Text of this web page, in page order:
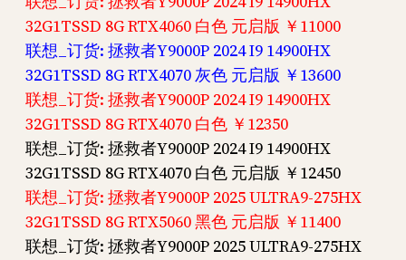
32G1TSSD 8G RTX4060 白色 元启版 ￥11000
联想_订货: 拯救者Y9000P 2024 I9 14900HX
32G1TSSD 8G RTX4070 灰色 元启版 ￥13600
联想_订货: 拯救者Y9000P 2024 I9 14900HX
32G1TSSD 8G RTX4070 白色 ￥12350
联想_订货: 拯救者Y9000P 2024 I9 14900HX
32G1TSSD 8G RTX4070 白色 元启版 ￥12450
联想_订货: 拯救者Y9000P 2025 ULTRA9-275HX
32G1TSSD 8G RTX5060 黑色 元启版 ￥11400
联想_订货: 拯救者Y9000P 2025 ULTRA9-275HX